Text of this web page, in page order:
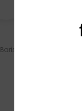
Barista Utrustning